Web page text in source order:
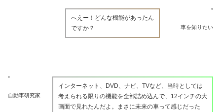
車を知りたい
へえー！どんな機能があったん
ですか？
自動車研究家
インターネット、DVD、ナビ、TVなど、当時としては
考えられる限りの機能を全部詰め込んで、12インチの大
画面で見れたんだよ。まさに未来の車って感じだった